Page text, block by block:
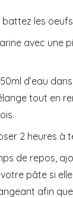
battez les
avec une
d’eau
tout en
2 heures à
de repos,
pâte si
afin